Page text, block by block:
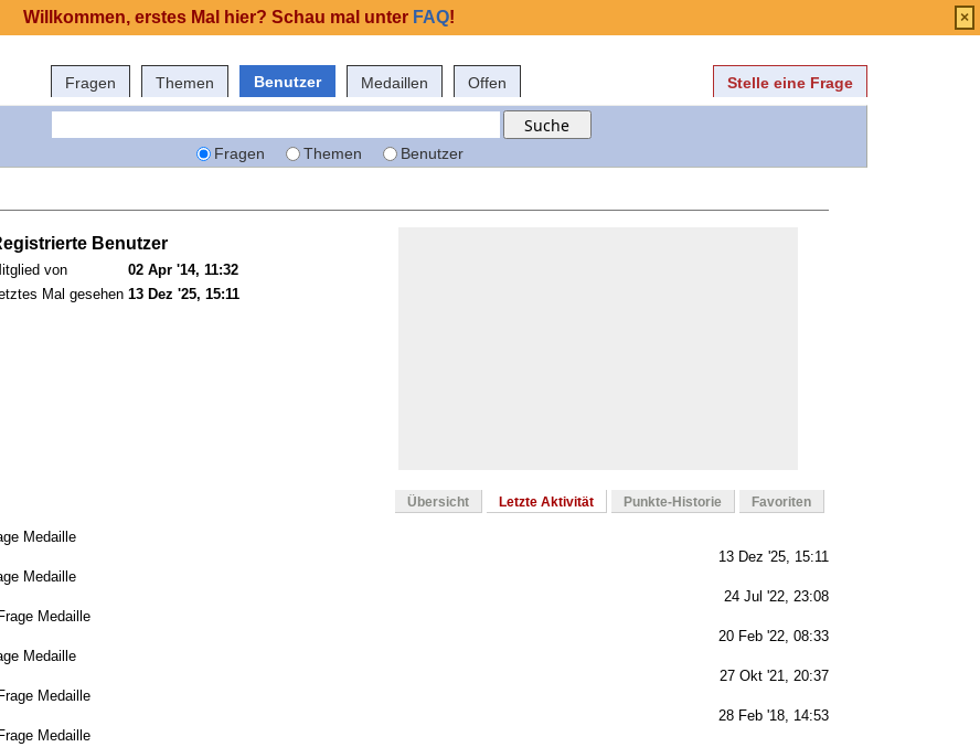
Fragen Themen Benutzer Medaillen Offen Stelle eine Frage
Fragen Themen Benutzer
Benutzer
von
02 Apr '14, 11:32
Mal gesehen 13 Dez '25, 15:11
Übersicht Letzte Aktivität Punkte-Historie Favoriten
Medaille
13 Dez '25, 15:11
Medaille
24 Jul '22, 23:08
Medaille
20 Feb '22, 08:33
Medaille
27 Okt '21, 20:37
Medaille
28 Feb '18, 14:53
Medaille
Willkommen, erstes Mal hier? Schau mal unter FAQ! ×